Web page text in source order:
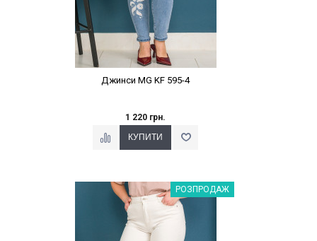
Джинси MG KF 595-4
1 220 грн.
Наклейки Варіант з %РОЗПРОДАЖ